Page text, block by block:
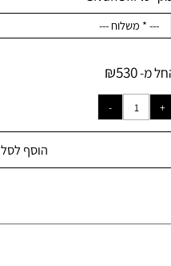
SivanOfir
₪530
הוסף לסל